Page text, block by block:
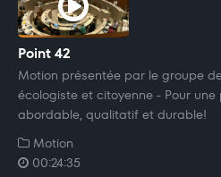
Point 42
Motion présentée par le groupe
écologiste et citoyenne - Pour
abordable, qualitatif et durable!
Motion
00:24:35